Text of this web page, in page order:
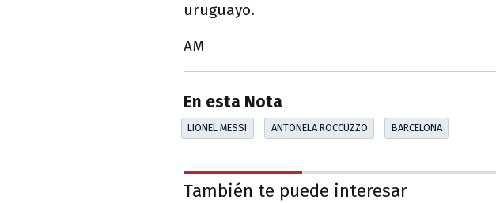
uruguayo.
AM
En esta Nota
LIONEL MESSI ANTONELA ROCCUZZO BARCELONA
También te puede interesar